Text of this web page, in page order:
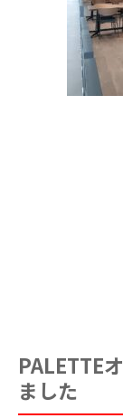
PALETTE
ました